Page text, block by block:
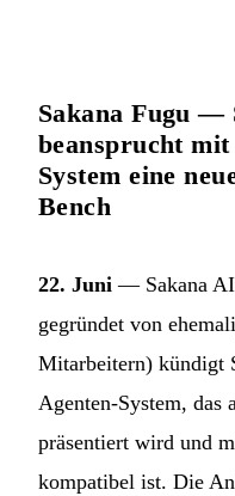
Sakana Fugu —
beansprucht
System eine
Bench
22. Juni — Sakana AI
gegründet von
Mitarbeitern) kündigt
Agenten-System, das
präsentiert wird und
kompatibel ist. Die